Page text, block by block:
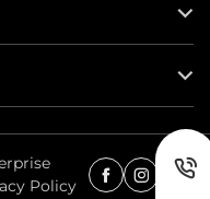
Policy